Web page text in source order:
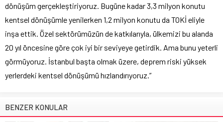
dönüşüm gerçekleştiriyoruz. Bugüne kadar 3,3 milyon konutu
kentsel dönüşümle yenilerken 1,2 milyon konutu da TOKİ eliyle
inşa ettik. Özel sektörümüzün de katkılarıyla, ülkemizi bu alanda
20 yıl öncesine göre çok iyi bir seviyeye getirdik. Ama bunu yeterli
görmüyoruz. İstanbul başta olmak üzere, deprem riski yüksek
yerlerdeki kentsel dönüşümü hızlandırıyoruz.”
BENZER KONULAR